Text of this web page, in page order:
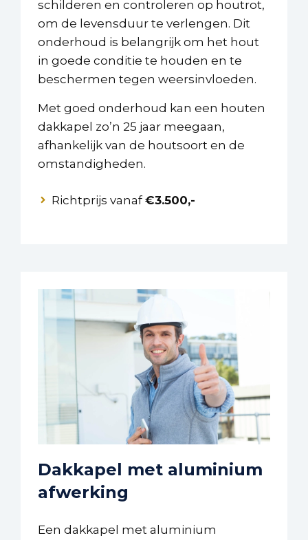
schilderen en controleren op houtrot,
om de levensduur te verlengen. Dit
onderhoud is belangrijk om het hout
in goede conditie te houden en te
beschermen tegen weersinvloeden.
Met goed onderhoud kan een houten
dakkapel zo’n 25 jaar meegaan,
afhankelijk van de houtsoort en de
omstandigheden.
Richtprijs vanaf€3.500,-
Dakkapel met aluminium
afwerking
Een dakkapel met aluminium